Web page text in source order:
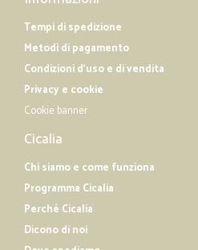
Tempi di spedizione
Metodi di pagamento
Condizioni d'uso e di vendita
Privacy e cookie
Cookie banner
Cicalia
Chi siamo e come funziona
Programma Cicalia
Perché Cicalia
Dicono di noi